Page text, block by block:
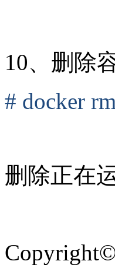
10、删除
# docker
删除正在